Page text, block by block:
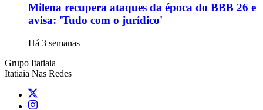
Milena recupera ataques da época do BBB 26 e
avisa: 'Tudo com o jurídico'
Há 3 semanas
Grupo Itatiaia
Itatiaia Nas Redes